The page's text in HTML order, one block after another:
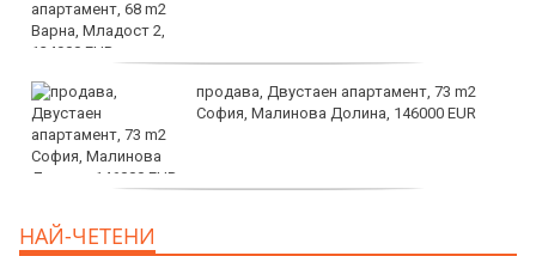
продава, Двустаен апартамент, 73 m2
София, Малинова Долина, 146000 EUR
НАЙ-ЧЕТЕНИ